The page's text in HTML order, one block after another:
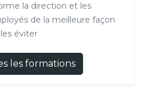
la direction et les
de la meilleure façon
éviter
les formations